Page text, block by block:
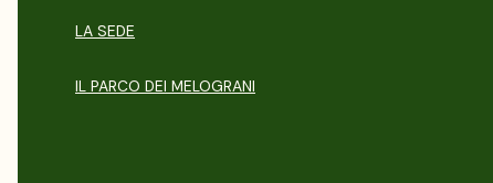
LA SEDE
IL PARCO DEI MELOGRANI